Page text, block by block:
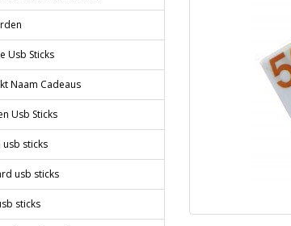
Usb Sticks
Naam Cadeaus
Usb Sticks
sticks
usb sticks
sticks